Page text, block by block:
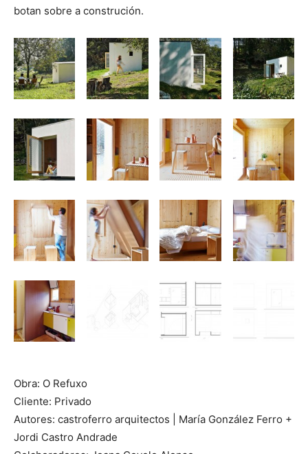
botan sobre a construción.
Obra: O Refuxo
Cliente: Privado
Autores: castroferro arquitectos | María González Ferro +
Jordi Castro Andrade